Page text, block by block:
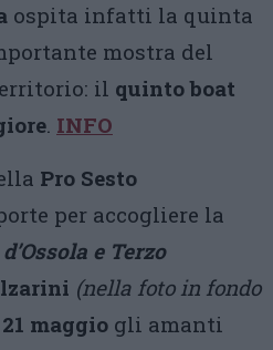
ospita infatti la quinta
mostra del
il quinto boat
. INFO
Pro Sesto
per accogliere la
e Terzo
(nella foto in fondo
maggio gli amanti